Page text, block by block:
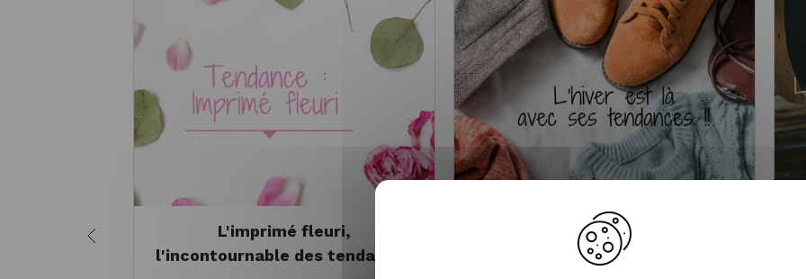
L'imprimé fleuri,
l'incontournable des tendances
Entre tendance et confort, la
collection hiver est là